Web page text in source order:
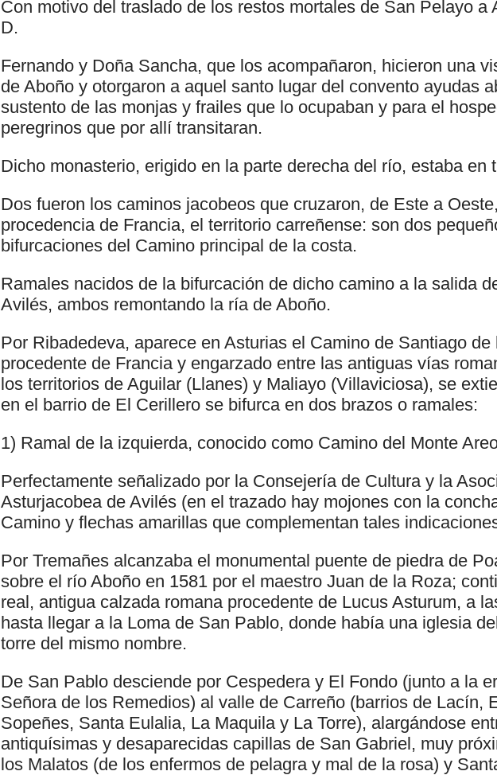
Con motivo del traslado de los restos mortales de San Pelayo a
D.
Fernando y Doña Sancha, que los acompañaron, hicieron una
de Aboño y otorgaron a aquel santo lugar del convento ayudas
sustento de las monjas y frailes que lo ocupaban y para el
peregrinos que por allí transitaran.
Dicho monasterio, erigido en la parte derecha del río, estaba en
Dos fueron los caminos jacobeos que cruzaron, de Este a
procedencia de Francia, el territorio carreñense: son dos
bifurcaciones del Camino principal de la costa.
Ramales nacidos de la bifurcación de dicho camino a la salida
Avilés, ambos remontando la ría de Aboño.
Por Ribadedeva, aparece en Asturias el Camino de Santiago de
procedente de Francia y engarzado entre las antiguas vías
los territorios de Aguilar (Llanes) y Maliayo (Villaviciosa), se
en el barrio de El Cerillero se bifurca en dos brazos o ramales:
1) Ramal de la izquierda, conocido como Camino del Monte
Perfectamente señalizado por la Consejería de Cultura y la
Asturjacobea de Avilés (en el trazado hay mojones con la
Camino y flechas amarillas que complementan tales
Por Tremañes alcanzaba el monumental puente de piedra de
sobre el río Aboño en 1581 por el maestro Juan de la Roza;
real, antigua calzada romana procedente de Lucus Asturum, a
hasta llegar a la Loma de San Pablo, donde había una iglesia
torre del mismo nombre.
De San Pablo desciende por Cespedera y El Fondo (junto a la
Señora de los Remedios) al valle de Carreño (barrios de Lacín,
Sopeñes, Santa Eulalia, La Maquila y La Torre), alargándose
antiquísimas y desaparecidas capillas de San Gabriel, muy
los Malatos (de los enfermos de pelagra y mal de la rosa) y